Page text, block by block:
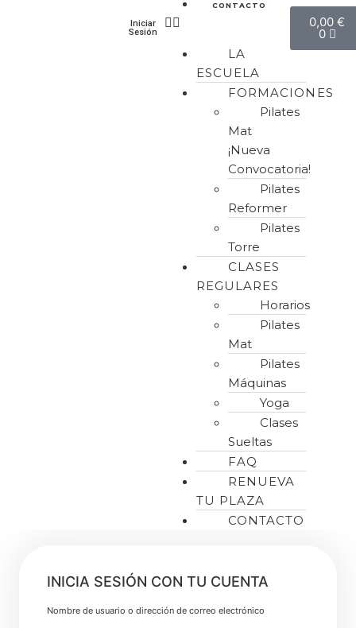
CONTACTO
LA
ESCUELA
FORMACIONES
Pilates
Mat
¡Nueva
Convocatoria!
Pilates
Reformer
Pilates
Torre
CLASES
REGULARES
Horarios
Pilates
Mat
Pilates
Máquinas
Yoga
Clases
Sueltas
FAQ
RENUEVA
TU PLAZA
CONTACTO
Iniciar
Sesión
0,00€
0
INICIA SESIÓN CON TU CUENTA
Nombre de usuario o dirección de correo electrónico